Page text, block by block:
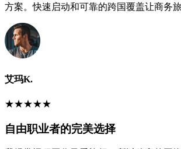
方案。快速启动和可靠的跨国覆盖让商务
艾玛K.
★★★★★
自由职业者的完美选择